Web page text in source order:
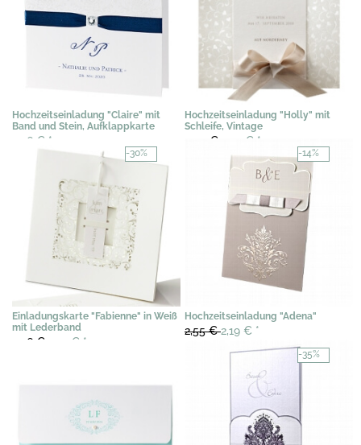
Hochzeitseinladung "Claire" mit
Band und Stein, Aufklappkarte
2,36 € *
Hochzeitseinladung "Holly" mit
Schleife, Vintage
3,02 € 2,29 € *
-30%
Einladungskarte "Fabienne" in Weiß
mit Lederband
2,56 € 1,79 € *
-14%
Hochzeitseinladung "Adena"
2,55 €2,19 € *
-35%